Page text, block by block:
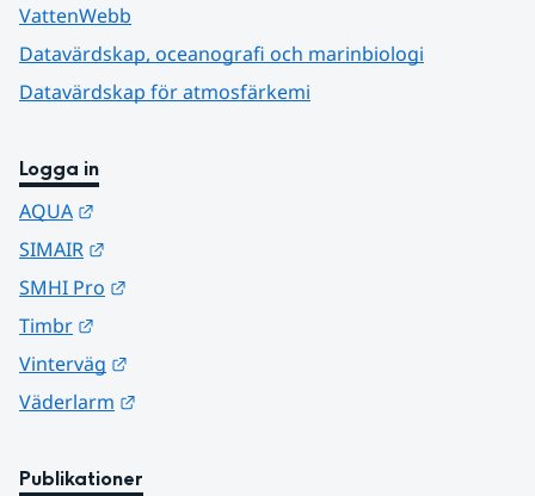
VattenWebb
Datavärdskap, oceanografi och marinbiologi
Datavärdskap för atmosfärkemi
Logga in
AQUA
SIMAIR
SMHI Pro
Timbr
Vinterväg
Väderlarm
Publikationer